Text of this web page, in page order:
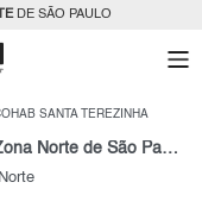
DE SÃO PAULO
SANTA TEREZINHA
Casas Cohab Santa Terezinha à Venda, Zona Norte de São Paulo, SP